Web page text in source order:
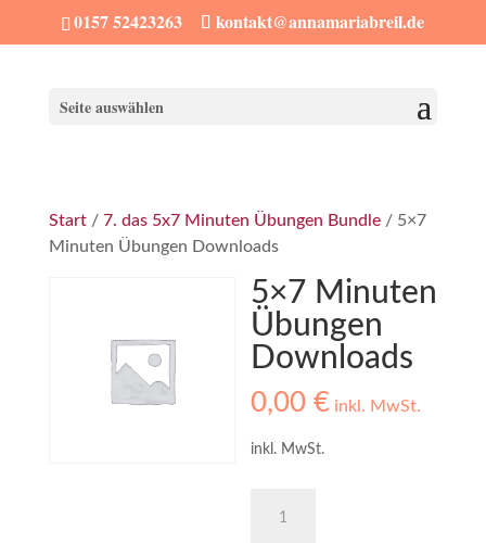
0157 52423263 kontakt@annamariabreil.de
Seite auswählen
Start/ 7. das 5x7 Minuten Übungen Bundle/ 5×7
Minuten Übungen Downloads
5×7 Minuten
Übungen
Downloads
0,00€ inkl. MwSt.
inkl. MwSt.
Minuten